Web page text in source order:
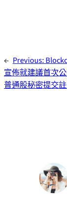
← Previous:
宣佈就建議首次
普通股秘密提交